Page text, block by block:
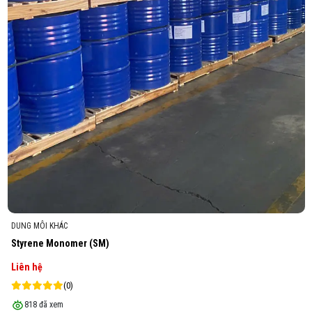
DUNG MÔI KHÁC
Styrene Monomer (SM)
Liên hệ
(0)
818 đã xem